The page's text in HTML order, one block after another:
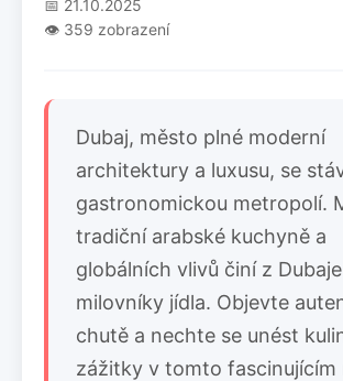
📅 21.10.2025
👁️ 359 zobrazení
Dubaj, město plné moderní
architektury a luxusu, se
gastronomickou metropolí.
tradiční arabské kuchyně a
globálních vlivů činí z
milovníky jídla. Objevte
chutě a nechte se unést
zážitky v tomto fascinujícím